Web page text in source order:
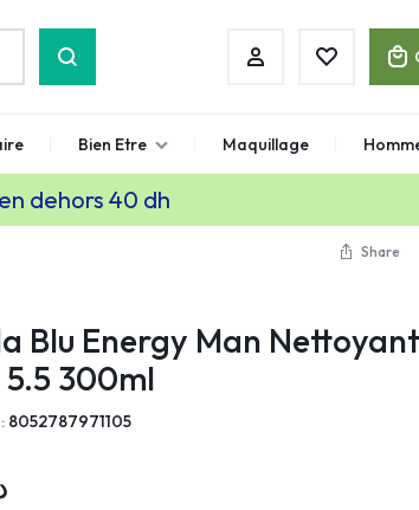
Bien Etre Maquillage
dehors 40 dh
Share
Blu Energy Man Nettoyant
300ml
8052787971105